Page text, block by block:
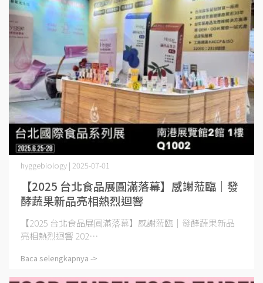
【2025 台北食品展圓滿落幕】感謝蒞臨｜發
酵蔬果新品亮相熱烈迴響
hyggebiology | 2025-07-01
【2025 台北食品展圓滿落幕】感謝蒞臨｜發酵蔬果新品
亮相熱烈迴響 202⋯
Baca selengkapnya ->